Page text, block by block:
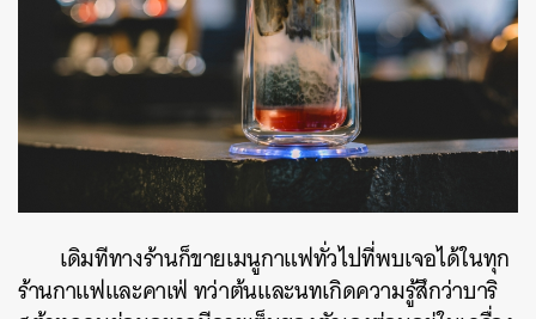
เดิมทีทางร้านก็ขายเมนูกาแฟทั่วไปที่พบเจอได้ในทุก
ร้านกาแฟและคาเฟ่ ทว่าต้นและนทเกิดความรู้สึกว่าบาริ